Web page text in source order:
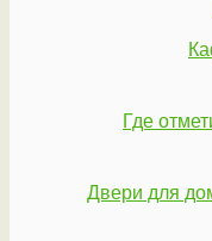
Где
Двери для